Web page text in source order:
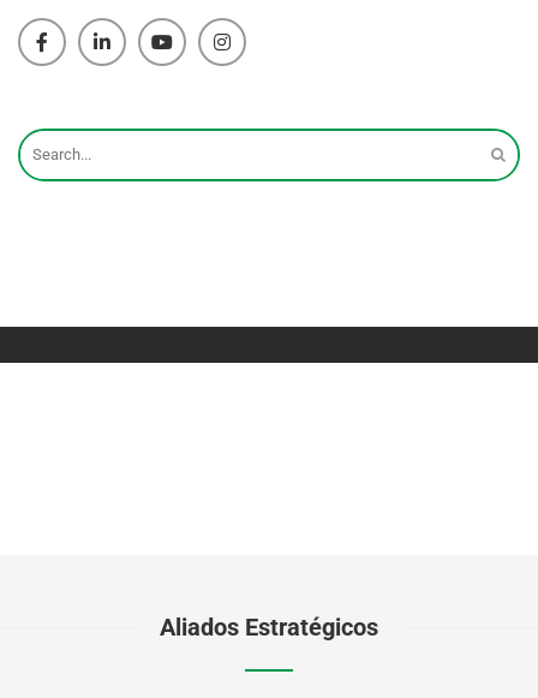
Aliados Estratégicos